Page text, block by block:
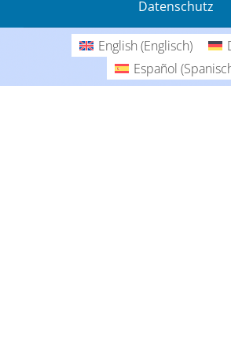
Datenschutz
English (Englisch)
Español (